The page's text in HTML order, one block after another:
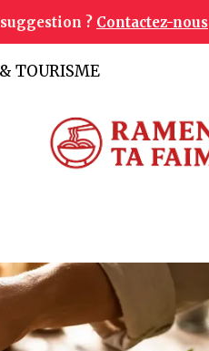
? Contactez-nous
TOURISME